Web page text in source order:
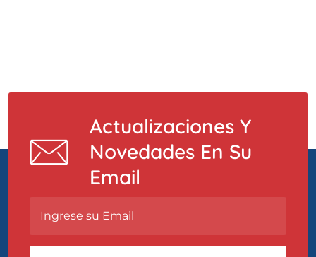
Actualizaciones Y
Novedades En Su
Email